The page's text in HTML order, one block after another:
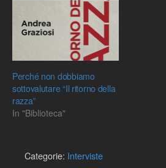
Perché non dobbiamo
sottovalutare “Il ritorno della
razza”
In "Biblioteca"
Categorie: Interviste